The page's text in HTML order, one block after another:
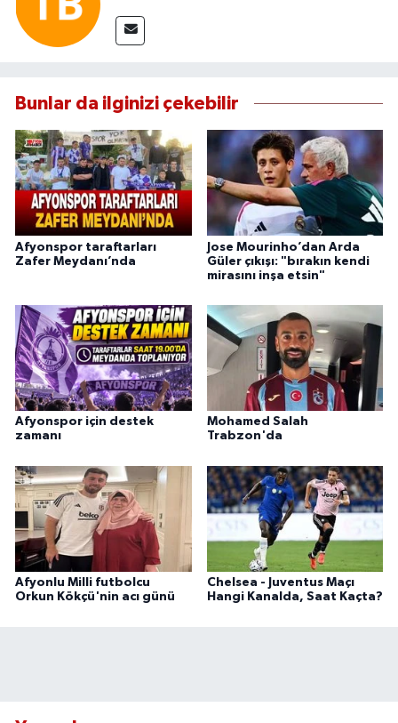
Bunlar da ilginizi çekebilir
Afyonspor taraftarları
Zafer Meydanı’nda
Jose Mourinho’dan Arda
Güler çıkışı: "bırakın kendi
mirasını inşa etsin"
Afyonspor için destek
zamanı
Mohamed Salah
Trabzon'da
Afyonlu Milli futbolcu
Orkun Kökçü'nin acı günü
Chelsea - Juventus Maçı
Hangi Kanalda, Saat Kaçta?